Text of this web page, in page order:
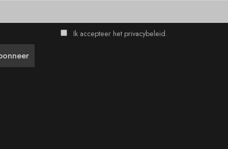
Ik accepteer het privacybeleid.